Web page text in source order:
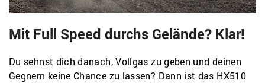
Mit Full Speed durchs Gelände? Klar!
Du sehnst dich danach, Vollgas zu geben und deinen
Gegnern keine Chance zu lassen? Dann ist das HX510